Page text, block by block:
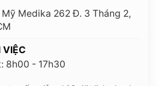
Medika 262 Đ. 3 Tháng 2,
VIỆC
8h00 - 17h30